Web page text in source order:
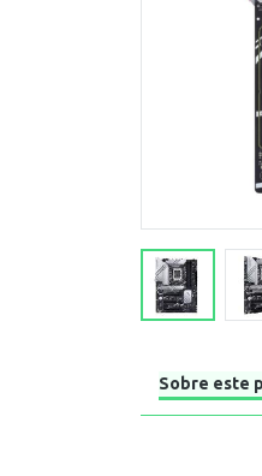
Sobre este